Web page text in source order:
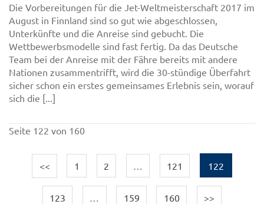
Die Vorbereitungen für die Jet-Weltmeisterschaft 2017 im
August in Finnland sind so gut wie abgeschlossen,
Unterkünfte und die Anreise sind gebucht. Die
Wettbewerbsmodelle sind fast fertig. Da das Deutsche
Team bei der Anreise mit der Fähre bereits mit andere
Nationen zusammentrifft, wird die 30-stündige Überfahrt
sicher schon ein erstes gemeinsames Erlebnis sein, worauf
sich die [...]
Seite 122 von 160
<< 1 2 121 122
123 159 160 >>